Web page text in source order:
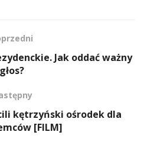
Jak oddać ważny
głos?
kętrzyński ośrodek dla
[FILM]